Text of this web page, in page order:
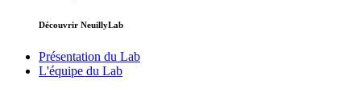
Découvrir NeuillyLab
Présentation du Lab
L'équipe du Lab